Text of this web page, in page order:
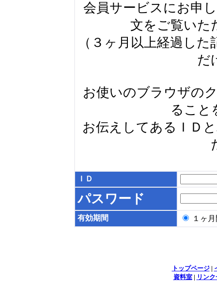
会員サービスにお申
文をご覧いた
（３ヶ月以上経過し
だ
お使いのブラウザの
ること
お伝えしてあるＩＤ
ＩＤ
パスワード
有効期間 １ヶ
トップページ|
資料室| リン